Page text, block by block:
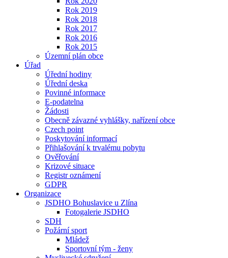
Rok 2019
Rok 2018
Rok 2017
Rok 2016
Rok 2015
Územní plán obce
Úřad
Úřední hodiny
Úřední deska
Povinné informace
E-podatelna
Žádosti
Obecně závazné vyhlášky, nařízení obce
Czech point
Poskytování informací
Přihlašování k trvalému pobytu
Ověřování
Krizové situace
Registr oznámení
GDPR
Organizace
JSDHO Bohuslavice u Zlína
Fotogalerie JSDHO
SDH
Požární sport
Mládež
Sportovní tým - ženy